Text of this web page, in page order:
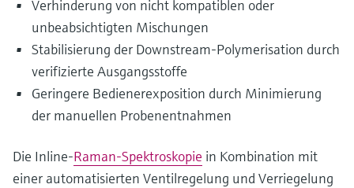
Verhinderung von nicht kompatiblen oder
unbeabsichtigten Mischungen
Stabilisierung der Downstream-Polymerisation durch
verifizierte Ausgangsstoffe
Geringere Bedienerexposition durch Minimierung
der manuellen Probenentnahmen
Die Inline-Raman-Spektroskopie in Kombination mit
einer automatisierten Ventilregelung und Verriegelung